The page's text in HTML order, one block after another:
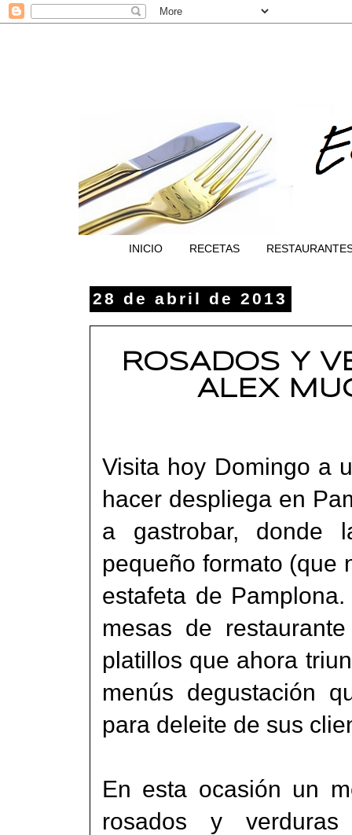
INICIO RECETAS
28 de abril de 2013
ROSADOS Y
ALEX
Visita hoy Domingo a
hacer despliega en
a gastrobar, donde
pequeño formato (que
estafeta de
mesas de
platillos que ahora
menús degustación
para deleite de sus
En esta ocasión un
rosados y